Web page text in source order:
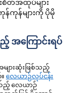
စိတ်အထုပ်များ
ကုန်များကို ပိုမို
ကြောင်းရပ်
ားဆုံးဖြစ်သည့်
လေယာဉ်လုပ်ငန်း
ည့် လေယာဉ်